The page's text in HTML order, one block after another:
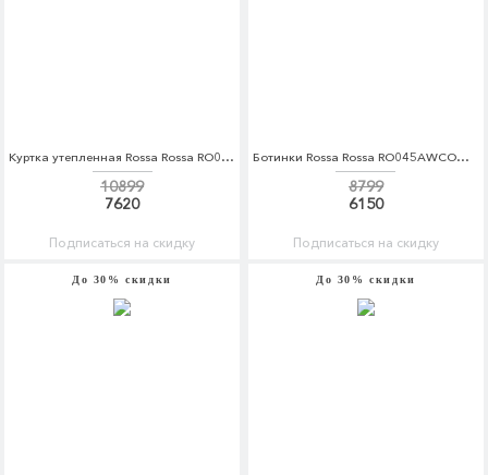
Куртка утепленная Rossa Rossa RO045EWDKBW6
10899
7620
Подписаться на скидку
Ботинки Rossa Rossa RO045AWCOQA5
8799
6150
Подписаться на скидку
До 30% скидки До 30% скидки